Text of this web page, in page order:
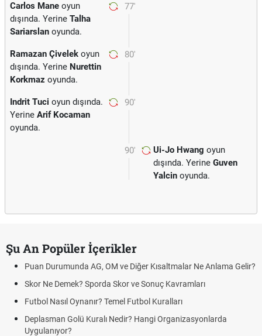
77'
Carlos Mane oyun
dışında. Yerine Talha
Sariarslan oyunda.
80'
Ramazan Çivelek oyun
dışında. Yerine Nurettin
Korkmaz oyunda.
90'
Indrit Tuci oyun dışında.
Yerine Arif Kocaman
oyunda.
90' Ui-Jo Hwang oyun
dışında. Yerine Guven
Yalcin oyunda.
Şu An Popüler İçerikler
Puan Durumunda AG, OM ve Diğer Kısaltmalar Ne Anlama Gelir?
Skor Ne Demek? Sporda Skor ve Sonuç Kavramları
Futbol Nasıl Oynanır? Temel Futbol Kuralları
Deplasman Golü Kuralı Nedir? Hangi Organizasyonlarda
Uygulanıyor?